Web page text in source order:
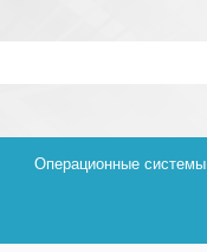
Операционные системы